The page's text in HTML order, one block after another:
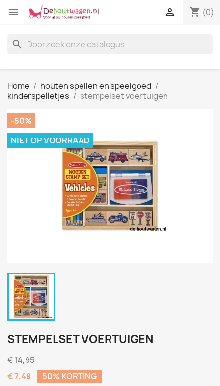
 shopping_cart (0)

search
Home
houten spellen en speelgoed
kinderspelletjes
stempelset voertuigen
-50%
NIET OP VOORRAAD
STEMPELSET VOERTUIGEN
€ 14,95
€ 7,48
50% KORTING